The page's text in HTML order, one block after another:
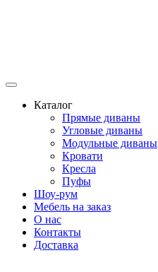
Каталог
Прямые диваны
Угловые диваны
Модульные диваны
Кровати
Кресла
Пуфы
Шоу-рум
Мебель на заказ
О нас
Контакты
Доставка